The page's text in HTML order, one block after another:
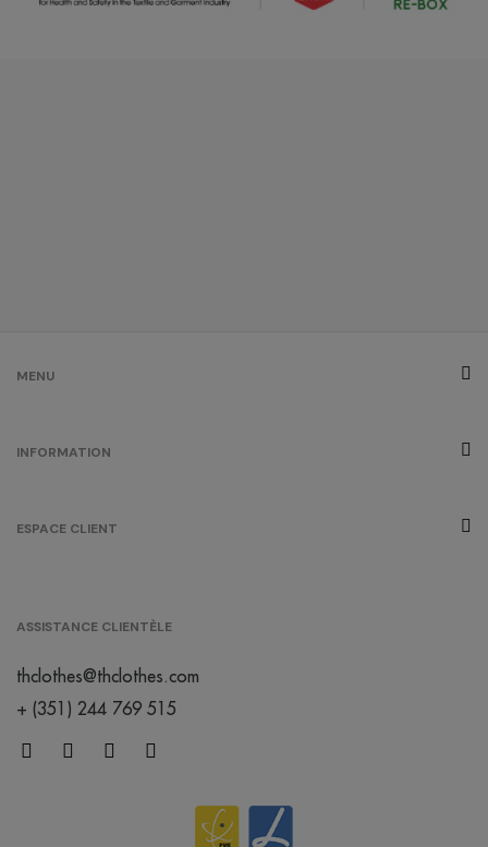
MENU
INFORMATION
ESPACE CLIENT
ASSISTANCE CLIENTÈLE
thclothes@thclothes.com
+ (351) 244 769 515